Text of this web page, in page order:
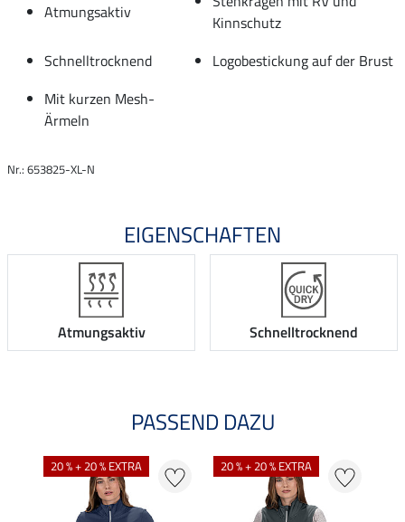
Atmungsaktiv
Kinnschutz
Schnelltrocknend
Logobestickung auf der Brust
Mit kurzen Mesh-
Ärmeln
Nr.: 653825-XL-N
EIGENSCHAFTEN
Atmungsaktiv Schnelltrocknend
PASSEND DAZU
20 % + 20 % EXTRA 20 % + 20 % EXTRA